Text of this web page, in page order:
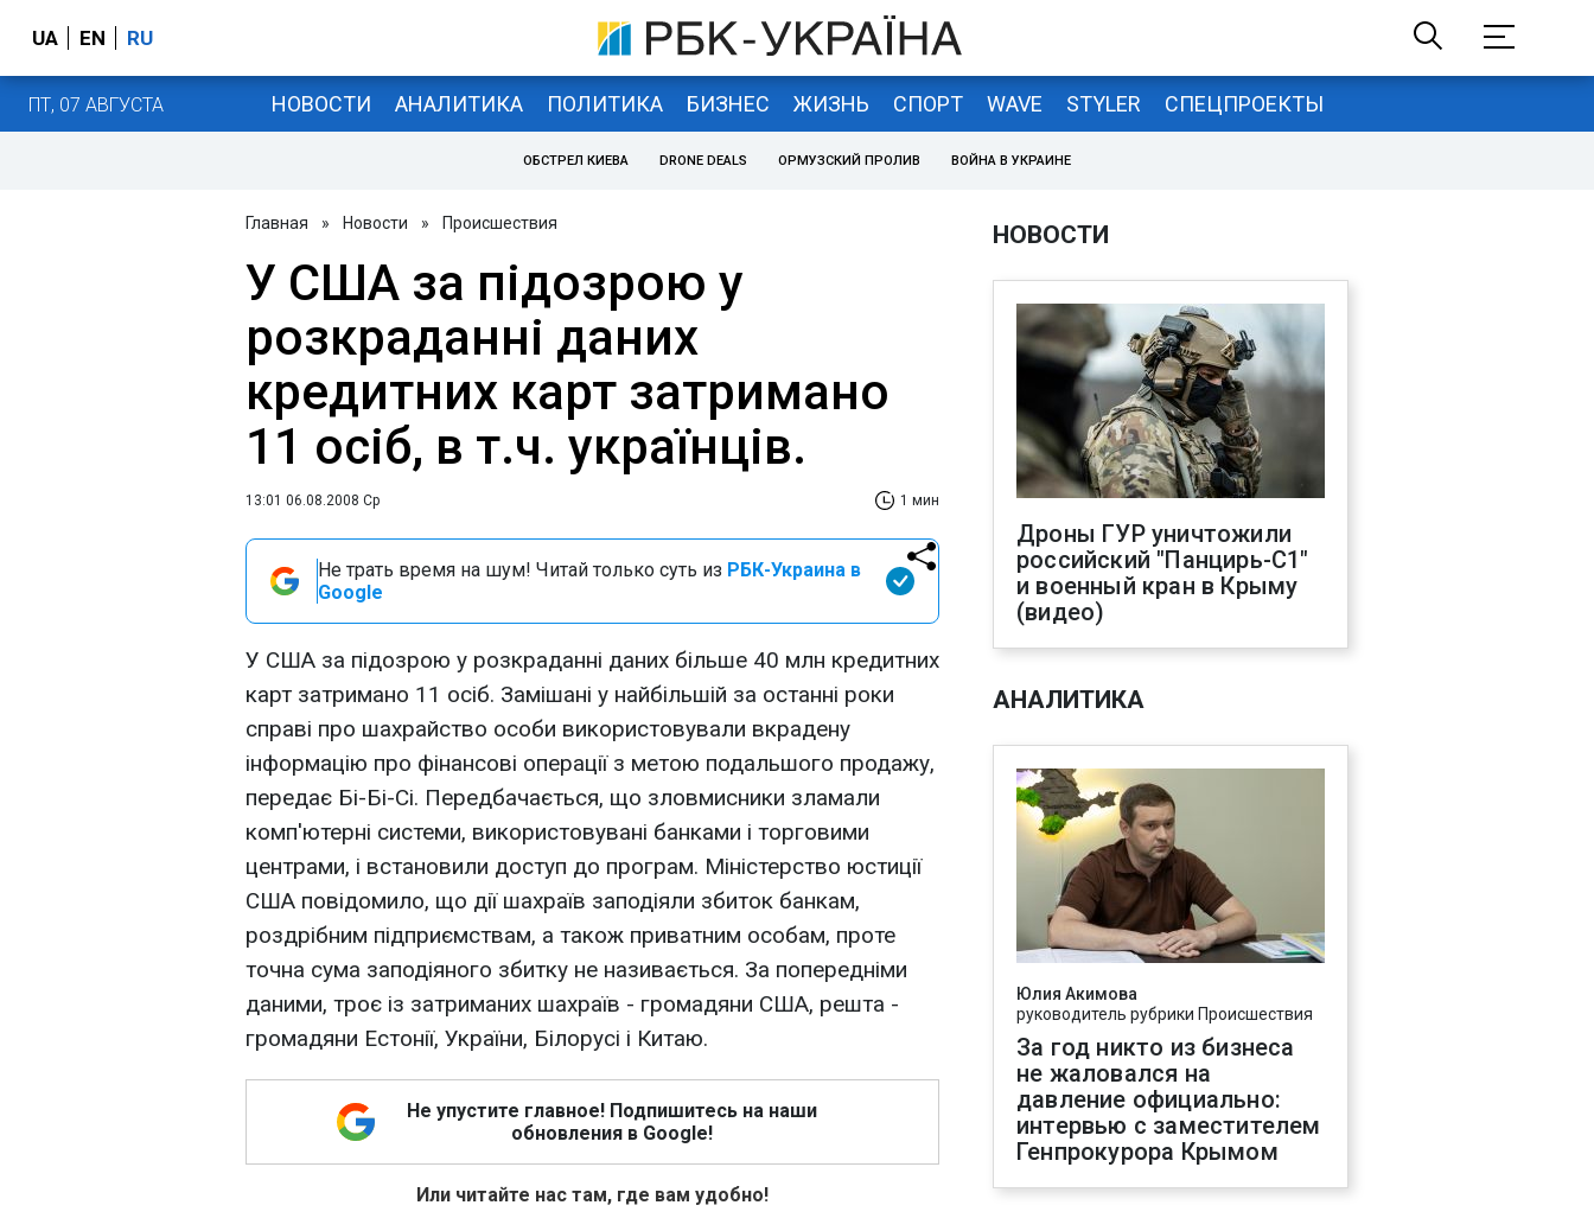
UA EN RU
ПТ, 07 АВГУСТА НОВОСТИ АНАЛИТИКА ПОЛИТИКА БИЗНЕС ЖИЗНЬ СПОРТ WAVE STYLER СПЕЦПРОЕКТЫ
ОБСТРЕЛ КИЕВА DRONE DEALS ОРМУЗСКИЙ ПРОЛИВ ВОЙНА В УКРАИНЕ
Главная » Новости » Происшествия
У США за підозрою у
розкраданні даних
кредитних карт затримано
11 осіб, в т.ч. українців.
13:01 06.08.2008 Ср 1 мин
Не трать время на шум! Читай только суть из РБК-Украина в
Google
У США за підозрою у розкраданні даних більше 40 млн кредитних
карт затримано 11 осіб. Замішані у найбільшій за останні роки
справі про шахрайство особи використовували вкрадену
інформацію про фінансові операції з метою подальшого продажу,
передає Бі-Бі-Сі. Передбачається, що зловмисники зламали
комп'ютерні системи, використовувані банками і торговими
центрами, і встановили доступ до програм. Міністерство юстиції
США повідомило, що дії шахраїв заподіяли збиток банкам,
роздрібним підприємствам, а також приватним особам, проте
точна сума заподіяного збитку не називається. За попередніми
даними, троє із затриманих шахраїв - громадяни США, решта -
громадяни Естонії, України, Білорусі і Китаю.
Не упустите главное! Подпишитесь на наши
обновления в Google!
Или читайте нас там, где вам удобно!
НОВОСТИ
Дроны ГУР уничтожили
российский "Панцирь-С1"
и военный кран в Крыму
(видео)
АНАЛИТИКА
Юлия Акимова
руководитель рубрики Происшествия
За год никто из бизнеса
не жаловался на
давление официально:
интервью с заместителем
Генпрокурора Крымом